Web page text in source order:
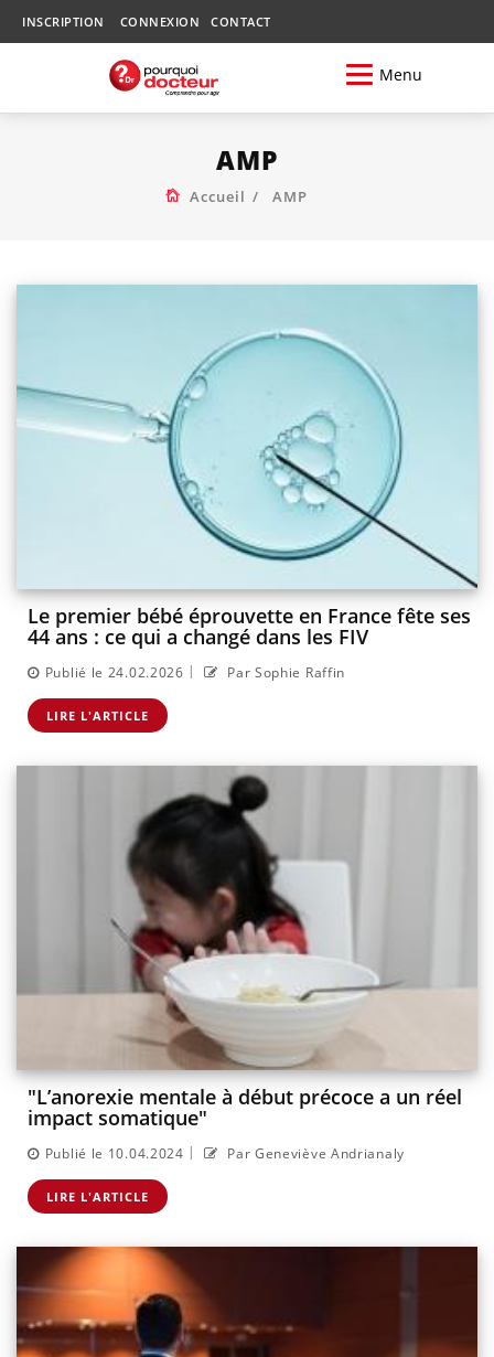
INSCRIPTION CONNEXION CONTACT
Menu
AMP
Accueil AMP
Le premier bébé éprouvette en France fête ses
44 ans : ce qui a changé dans les FIV
Publié le 24.02.2026 | Par Sophie Raffin
LIRE L'ARTICLE
"L’anorexie mentale à début précoce a un réel
impact somatique"
Publié le 10.04.2024 | Par Geneviève Andrianaly
LIRE L'ARTICLE